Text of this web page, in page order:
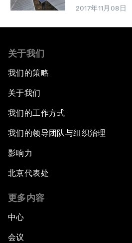
2017年11月08日
关于我们
我们的策略
关于我们
我们的工作方式
我们的领导团队与组织治理
影响力
北京代表处
更多内容
中心
会议